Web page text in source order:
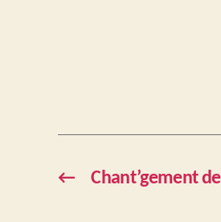
← Chant’gement